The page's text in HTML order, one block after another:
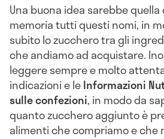
Una buona idea sarebbe
memoria tutti questi nomi, in
subito lo zucchero tra gli
che andiamo ad acquistare.
leggere sempre e molto
indicazioni e leInformazioni
sulle confezioni, in modo da
quanto zucchero aggiunto è
alimenti che compriamo e che